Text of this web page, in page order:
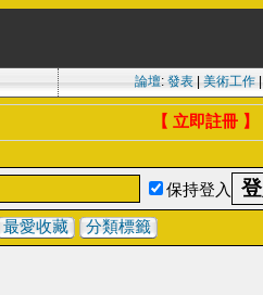
論壇: 發表| 美術工作|
【 立即註冊 】
保持登入
最愛收藏 分類標籤